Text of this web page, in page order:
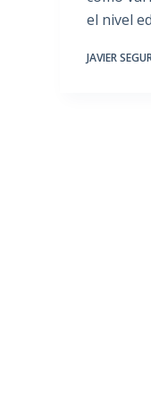
el nivel
JAVIER